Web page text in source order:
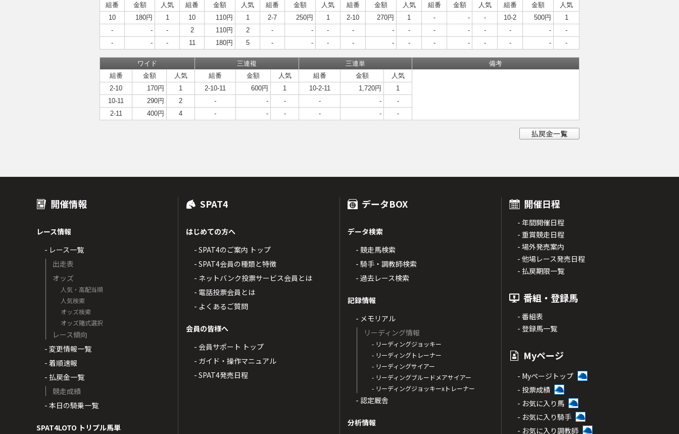
組番
金額 人気 組番 金額 人気 組番 金額 人気 組番 金額 人気 組番 金額 人気 組番 金額
人気
10
180円 1 10 110円 1 2-7 250円 1 2-10 270円 1 - - - 10-2 500円
1
-
- - 2 110円 2 - - - - - - - - - - -
-
-
- - 11 180円 5 - - - - - - - - - - - -
ワイド 三連複 三連単
備考
組番
金額 人気 組番 金額 人気 組番 金額
人気
2-10
170円 1 2-10-11 600円 1 10-2-11 1,720円
1
10-11
290円 2 - - - - -
-
2-11
400円 4 - - - - - -
開催情報
レース情報
- レース一覧
出走表
オッズ
人気・高配当順
人気検索
オッズ検索
オッズ賭式選択
レース傾向
- 変更情報一覧
- 着順速報
- 払戻金一覧
競走成績
- 本日の騎乗一覧
SPAT4LOTO トリプル馬単
SPAT4
はじめての方へ
- SPAT4のご案内 トップ
- SPAT4会員の種類と特徴
- ネットバンク投票サービス会員とは
- 電話投票会員とは
- よくあるご質問
会員の皆様へ
- 会員サポート トップ
- ガイド・操作マニュアル
- SPAT4発売日程
データBOX
データ検索
- 競走馬検索
- 騎手・調教師検索
- 過去レース検索
記録情報
- メモリアル
リーディング情報
- リーディングジョッキー
- リーディングトレーナー
- リーディングサイアー
- リーディングブルードメアサイアー
- リーディングジョッキーxトレーナー
- 認定厩舎
分析情報
開催日程
- 年間開催日程
- 重賞競走日程
- 場外発売案内
- 他場レース発売日程
- 払戻期限一覧
番組・登録馬
- 番組表
- 登録馬一覧
Myページ
- Myページトップ
- 投票成績
- お気に入り馬
- お気に入り騎手
- お気に入り調教師